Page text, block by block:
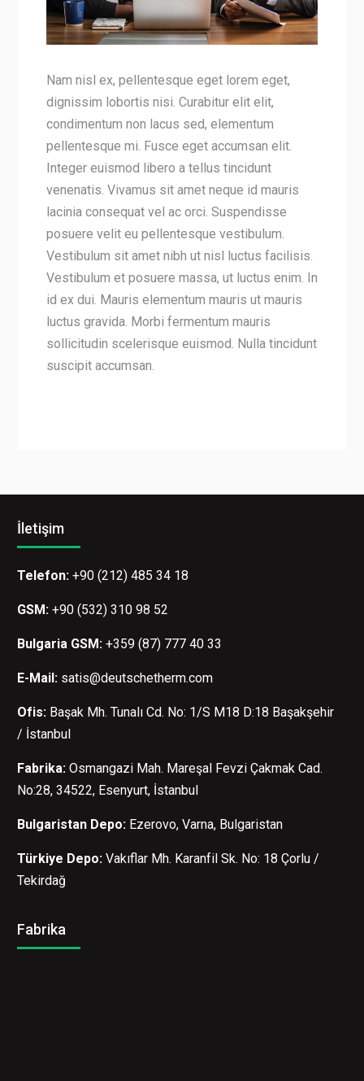
Nam nisl ex, pellentesque eget lorem eget,
dignissim lobortis nisi. Curabitur elit elit,
condimentum non lacus sed, elementum
pellentesque mi. Fusce eget accumsan elit.
Integer euismod libero a tellus tincidunt
venenatis. Vivamus sit amet neque id mauris
lacinia consequat vel ac orci. Suspendisse
posuere velit eu pellentesque vestibulum.
Vestibulum sit amet nibh ut nisl luctus facilisis.
Vestibulum et posuere massa, ut luctus enim. In
id ex dui. Mauris elementum mauris ut mauris
luctus gravida. Morbi fermentum mauris
sollicitudin scelerisque euismod. Nulla tincidunt
suscipit accumsan.
İletişim
Telefon: +90 (212) 485 34 18
GSM: +90 (532) 310 98 52
Bulgaria GSM: +359 (87) 777 40 33
E-Mail: satis@deutschetherm.com
Ofis: Başak Mh. Tunalı Cd. No: 1/S M18 D:18 Başakşehir
/ İstanbul
Fabrika: Osmangazi Mah. Mareşal Fevzi Çakmak Cad.
No:28, 34522, Esenyurt, İstanbul
Bulgaristan Depo: Ezerovo, Varna, Bulgaristan
Türkiye Depo: Vakıflar Mh. Karanfil Sk. No: 18 Çorlu /
Tekirdağ
Fabrika